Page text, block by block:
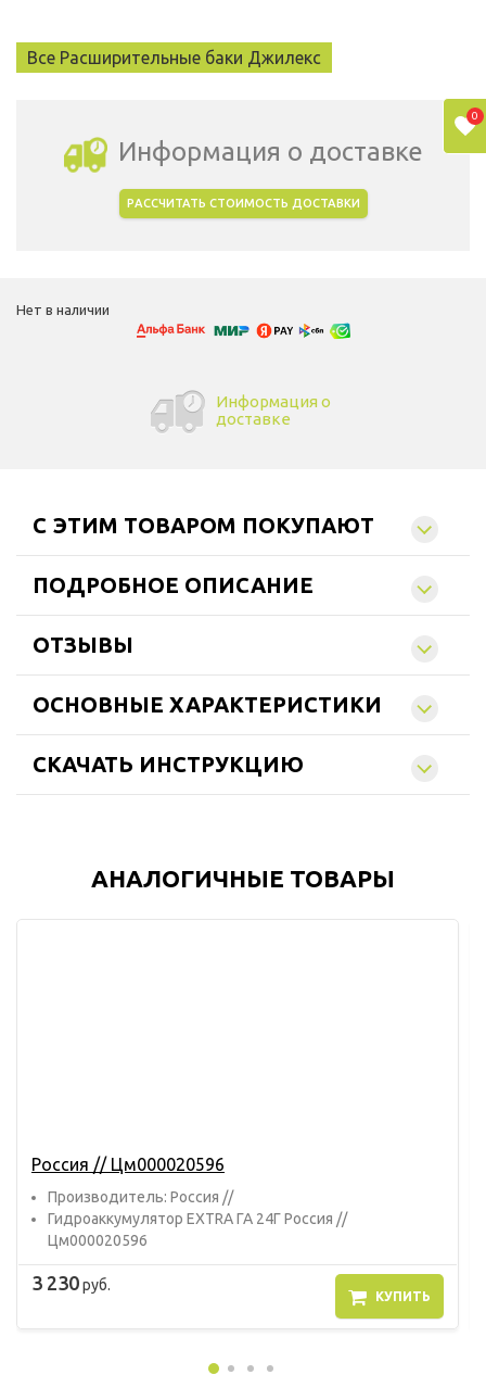
Все Расширительные баки Джилекс
Информация о доставке
РАССЧИТАТЬ СТОИМОСТЬ ДОСТАВКИ
Нет в наличии
Информация о
доставке
C ЭТИМ ТОВАРОМ ПОКУПАЮТ
ПОДРОБНОЕ ОПИСАНИЕ
ОТЗЫВЫ
ОСНОВНЫЕ ХАРАКТЕРИСТИКИ
СКАЧАТЬ ИНСТРУКЦИЮ
АНАЛОГИЧНЫЕ ТОВАРЫ
Россия // Цм000020596
Прoизвoдитель: Россия //
Гидроаккумулятор EXTRA ГА 24Г Россия //
Цм000020596
3 230руб.
КУПИТЬ
0